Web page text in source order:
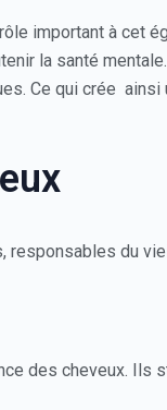
important à cet
la santé
Ce qui crée
du
des cheveux. Ils